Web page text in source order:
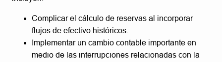
Complicar el cálculo de reservas al incorporar
flujos de efectivo históricos.
Implementar un cambio contable importante en
medio de las interrupciones relacionadas con la